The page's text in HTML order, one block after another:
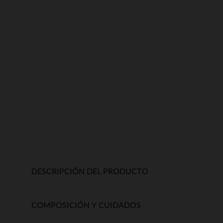
DESCRIPCIÓN DEL PRODUCTO
COMPOSICIÓN Y CUIDADOS